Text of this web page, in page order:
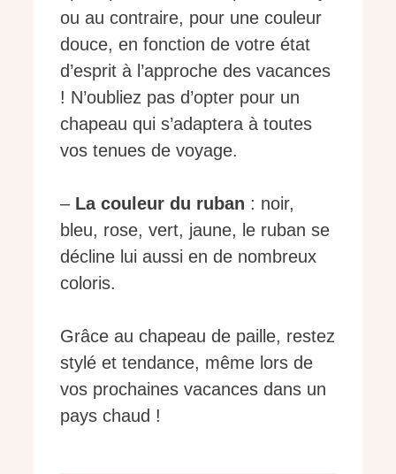
ou au contraire, pour une couleur
douce, en fonction de votre état
d’esprit à l’approche des vacances
! N’oubliez pas d’opter pour un
chapeau qui s’adaptera à toutes
vos tenues de voyage.
– La couleur du ruban : noir,
bleu, rose, vert, jaune, le ruban se
décline lui aussi en de nombreux
coloris.
Grâce au chapeau de paille, restez
stylé et tendance, même lors de
vos prochaines vacances dans un
pays chaud !